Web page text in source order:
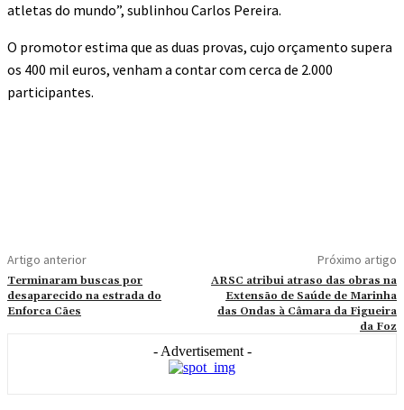
atletas do mundo”, sublinhou Carlos Pereira.
O promotor estima que as duas provas, cujo orçamento supera
os 400 mil euros, venham a contar com cerca de 2.000
participantes.
Artigo anterior
Terminaram buscas por
desaparecido na estrada do
Enforca Cães
Próximo artigo
ARSC atribui atraso das obras na
Extensão de Saúde de Marinha
das Ondas à Câmara da Figueira
da Foz
- Advertisement -